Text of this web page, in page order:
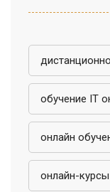
обучение IT
онлайн
онлайн-курсы